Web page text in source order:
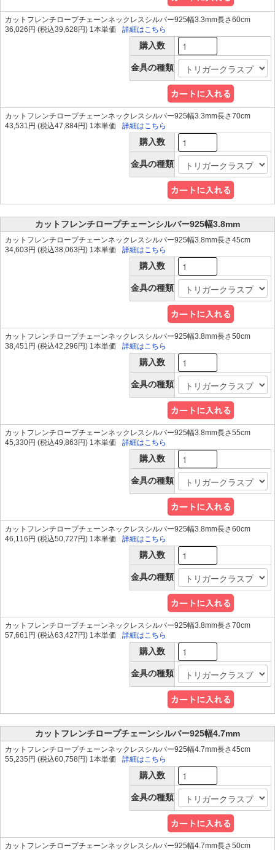
カットフレンチロープチェーンネックレスシルバー925幅3.3mm長さ60cm
36,026円 (税込39,628円) 1本単価
詳細はこちら
購入数
金具の種類
カットフレンチロープチェーンネックレスシルバー925幅3.3mm長さ70cm
43,531円 (税込47,884円) 1本単価
詳細はこちら
購入数
金具の種類
カットフレンチロープチェーンシルバー925幅3.8mm
カットフレンチロープチェーンネックレスシルバー925幅3.8mm長さ45cm
34,603円 (税込38,063円) 1本単価
詳細はこちら
購入数
金具の種類
カットフレンチロープチェーンネックレスシルバー925幅3.8mm長さ50cm
38,451円 (税込42,296円) 1本単価
詳細はこちら
購入数
金具の種類
カットフレンチロープチェーンネックレスシルバー925幅3.8mm長さ55cm
45,330円 (税込49,863円) 1本単価
詳細はこちら
購入数
金具の種類
カットフレンチロープチェーンネックレスシルバー925幅3.8mm長さ60cm
46,116円 (税込50,727円) 1本単価
詳細はこちら
購入数
金具の種類
カットフレンチロープチェーンネックレスシルバー925幅3.8mm長さ70cm
57,661円 (税込63,427円) 1本単価
詳細はこちら
購入数
金具の種類
カットフレンチロープチェーンシルバー925幅4.7mm
カットフレンチロープチェーンネックレスシルバー925幅4.7mm長さ45cm
55,235円 (税込60,758円) 1本単価
詳細はこちら
購入数
金具の種類
カットフレンチロープチェーンネックレスシルバー925幅4.7mm長さ50cm